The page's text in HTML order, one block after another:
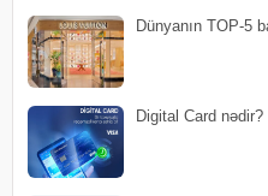
Dünyanın TOP-5
Digital Card nədir?